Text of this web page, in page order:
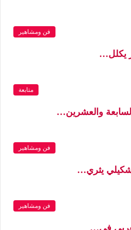
فن ومشاهير
يكلل…
متابعة
والعشرين…
فن ومشاهير
يثري…
فن ومشاهير
في…